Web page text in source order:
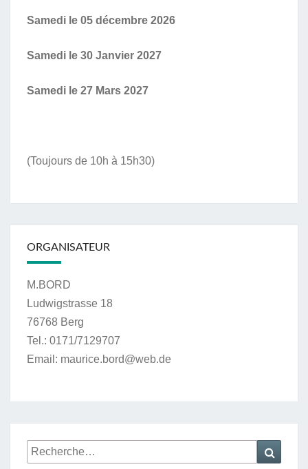
Samedi le 05 décembre 2026
Samedi le 30 Janvier 2027
Samedi le 27 Mars 2027
(Toujours de 10h à 15h30)
ORGANISATEUR
M.BORD
Ludwigstrasse 18
76768 Berg
Tel.: 0171/7129707
Email: maurice.bord@web.de
Recherche
: